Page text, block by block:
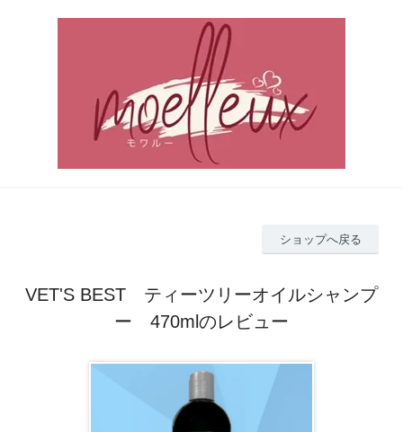
ショップへ戻る
VET'S BEST ティーツリーオイルシャンプ
ー 470mlのレビュー